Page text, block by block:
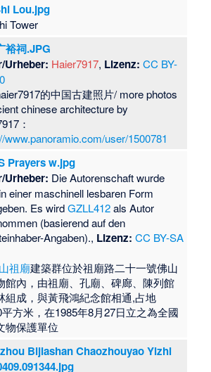
Lou.jpg
Tower
裕祠.JPG
Urheber: Haier7917, Lizenz: CC BY-
的中国古建照片/ more photos
chinese architecture by
：
www.panoramio.com/user/1500781
Prayers w.jpg
Urheber: Die Autorenschaft wurde
einer maschinell lesbaren Form
Es wirdGZLL412als Autor
(basierend auf den
Angaben)., Lizenz: CC BY-SA
祖廟建築群位於祖廟路二十一號佛山
館內，由祖廟、孔廟、碑廊、陳列館
組成，與黃飛鴻紀念館相通,占地
平方米，在1985年8月27日立之為全國
物保護單位
Bijiashan Chaozhouyao Yizhi